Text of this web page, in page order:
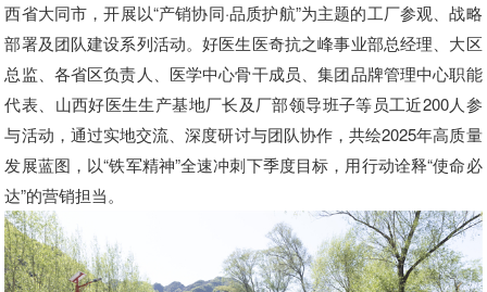
西省大同市，开展以“产销协同·品质护航”为主题的工厂参观、战略
部署及团队建设系列活动。好医生医奇抗之峰事业部总经理、大区
总监、各省区负责人、医学中心骨干成员、集团品牌管理中心职能
代表、山西好医生生产基地厂长及厂部领导班子等员工近200人参
与活动，通过实地交流、深度研讨与团队协作，共绘2025年高质量
发展蓝图，以“铁军精神”全速冲刺下季度目标，用行动诠释“使命必
达”的营销担当。